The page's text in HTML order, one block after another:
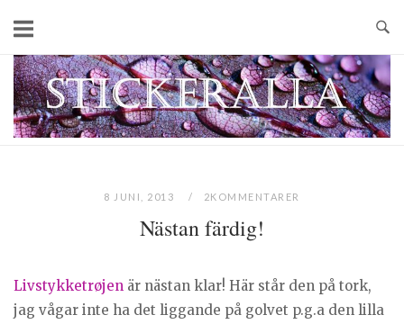
content
Home
8 JUNI, 2013 2KOMMENTARER
Nästan färdig!
Livstykketrøjen är nästan klar! Här står den på tork,
jag vågar inte ha det liggande på golvet p.g.a den lilla